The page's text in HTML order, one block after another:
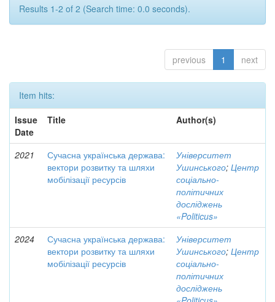
Results 1-2 of 2 (Search time: 0.0 seconds).
previous 1 next
Item hits:
Issue
Date
Title Author(s)
2021
Сучасна українська держава:
вектори розвитку та шляхи
мобілізації ресурсів
Університет
Ушинського; Центр
соціально-
політичних
досліджень
«Politicus»
2024
Сучасна українська держава:
вектори розвитку та шляхи
мобілізації ресурсів
Університет
Ушинського; Центр
соціально-
політичних
досліджень